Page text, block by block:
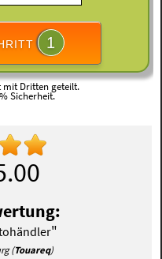
1
mit Dritten geteilt.
Sicherheit.
"
(Touareq)